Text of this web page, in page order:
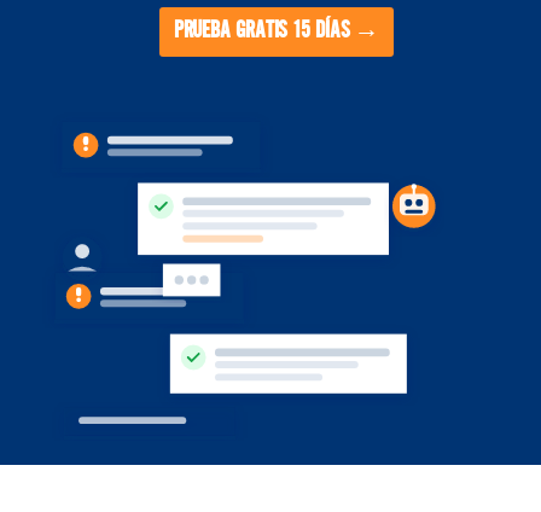
PRUEBA GRATIS 15 DÍAS →